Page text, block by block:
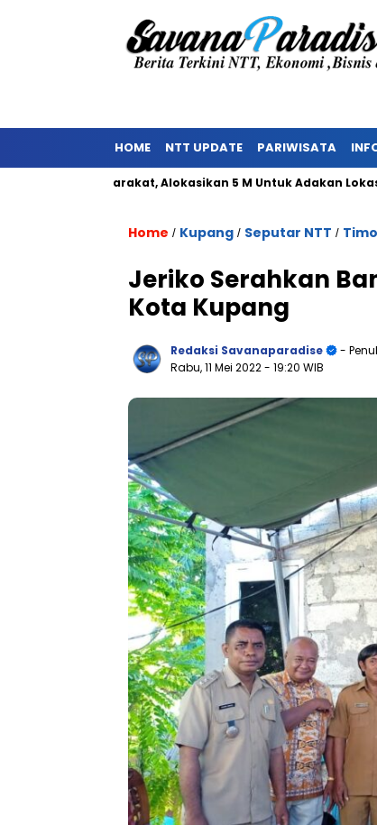
HOME NTT UPDATE PARIWISATA
Masyarakat, Alokasikan 5 M Untuk Adakan Lokasi TPST
Home / Kupang / Seputar NTT /
Jeriko Serahkan
Kota Kupang
Redaksi Savanaparadise
-
Rabu, 11 Mei 2022- 19:20 WIB